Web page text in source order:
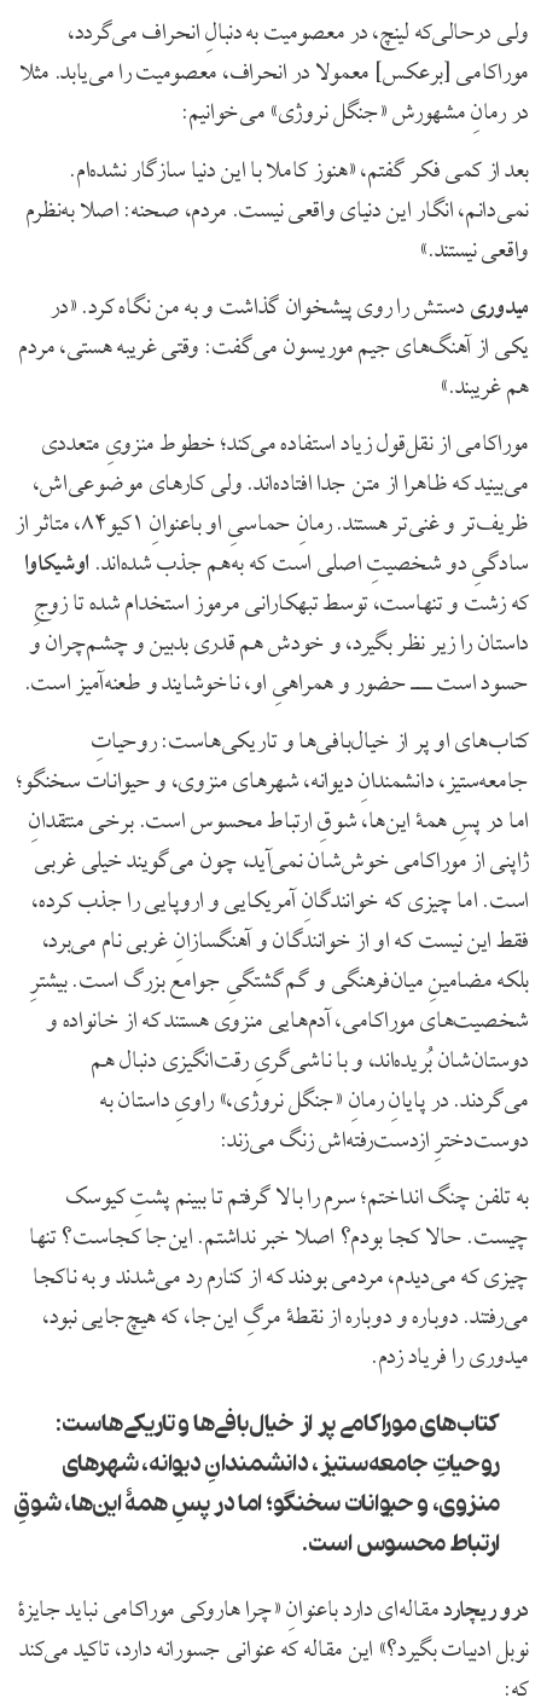
ولی درحالی‌که لینچ، در معصومیت به د‌نبالِ انحراف می‌گردد،
موراکامی [برعکس] معمولا در انحراف، معصومیت را می‌یابد. مثلا
در رمانِ مشهورش «جنگل نروژی» می‌خوانیم:
بعد از کمی فکر گفتم، «هنوز کاملا با این دنیا سازگار نشده‌ام.
نمی‌دانم، انگار این دنیای واقعی نیست. مردم، صحنه: اصلا به‌نظرم
واقعی نیستند.»
میدوریدستش را روی پیشخوان گذاشت و به من نگاه کرد. «در
یکی از آهنگ‌های جیم موریسون می‌گفت: وقتی غریبه هستی، مردم
هم غریبند.»
موراکامی از نقل‌قول زیاد استفاده می‌کند؛ خطوط منزویِ متعددی
می‌بینید که ظاهرا از متن جدا افتاده‌اند. ولی کارهای موضوعی‌اش،
ظریف‌تر و غنی‌تر هستند. رمانِ حماسیِ او باعنوانِ ۱کیو۸۴، متاثر از
سادگیِ دو شخصیتِ اصلی است که به‌هم جذب شده‌اند.اوشیکاوا
که زشت و تنهاست، توسط تبهکارانی مرموز استخدام شده تا زوجِ
داستان را زیر نظر بگیرد، و خودش هم قدری بدبین و چشم‌چران و
حسود است ‌ـــ‌ حضور و همراهیِ او، ناخوشایند و طعنه‌آمیز است.
کتاب‌های او پر از خیال‌بافی‌ها و تاریکی‌هاست: روحیاتِ
جامعه‌ستیز، دانشمندانِ دیوانه، شهرهای منزوی، و حیوانات سخنگو؛
اما در پسِ همۀ این‌ها، شوقِ ارتباط محسوس است. برخی منتقدانِ
ژاپنی از موراکامی خوش‌شان نمی‌آید، چون می‌گویند خیلی غربی
است. اما چیزی که خوانندگانِ آمریکایی و اروپایی را جذب کرده،
فقط این نیست که او از خوانندگان و آهنگسازانِ غربی نام می‌برد،
بلکه مضامینِ میان‌فرهنگی و گم‌گشتگیِ جوامع بزرگ است. بیشترِ
شخصیت‌های موراکامی، آدم‌هایی منزوی هستند که از خانواده و
دوستان‌شان بُریده‌اند، و با ناشی‌گریِ رقت‌انگیزی دنبال هم
می‌گردند. در پایانِ رمانِ «جنگل نروژی،» راویِ داستان به
دوست‌دخترِ ازدست‌رفته‌اش زنگ می‌زند:
به تلفن چنگ انداختم؛ سرم را بالا گرفتم تا ببینم پشتِ کیوسک
چیست. حالا کجا بودم؟ اصلا خبر نداشتم. این‌جا کجاست؟ تنها
چیزی که می‌دیدم، مردمی بودند که از کنارم رد می‌شدند و به ناکجا
می‌رفتند. دوباره و دوباره از نقطۀ مرگِ این‌جا، که هیچ‌جایی نبود،
میدوری را فریاد زدم.
کتاب‌های موراکامی پر از خیال‌بافی‌ها و تاریکی‌هاست:
روحیاتِ جامعه‌ستیز، دانشمندانِ دیوانه، شهرهای
منزوی، و حیوانات سخنگو؛ اما در پسِ همۀ این‌ها، شوقِ
ارتباط محسوس است.
درو ریچاردمقاله‌ای دارد باعنوانِ «چرا هاروکی موراکامی نباید جایزۀ
نوبل ادبیات بگیرد؟» این مقاله که عنوانی جسورانه دارد، تاکید می‌کند